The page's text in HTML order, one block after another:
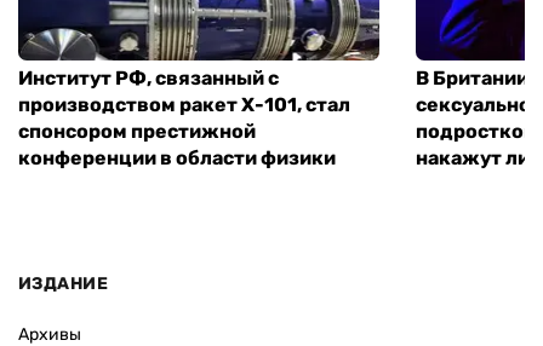
Институт РФ, связанный с
производством ракет Х-101, стал
спонсором престижной
конференции в области физики
В Британии
подростком
накажут ли
ИЗДАНИЕ
Архивы